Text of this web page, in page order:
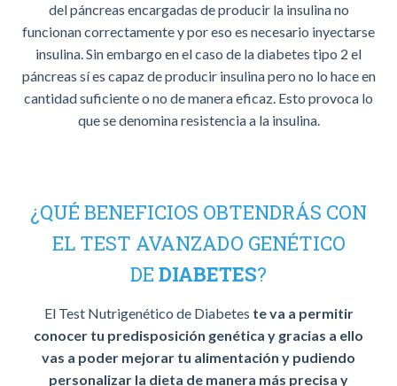
del páncreas encargadas de producir la insulina no
funcionan correctamente y por eso es necesario inyectarse
insulina. Sin embargo en el caso de la diabetes tipo 2 el
páncreas sí es capaz de producir insulina pero no lo hace en
cantidad suficiente o no de manera eficaz. Esto provoca lo
que se denomina resistencia a la insulina.
¿QUÉ BENEFICIOS OBTENDRÁS CON
EL TEST AVANZADO GENÉTICO
DE DIABETES?
El Test Nutrigenético de Diabetes te va a permitir
conocer tu predisposición genética y gracias a ello
vas a poder mejorar tu alimentación y pudiendo
personalizar la dieta de manera más precisa y